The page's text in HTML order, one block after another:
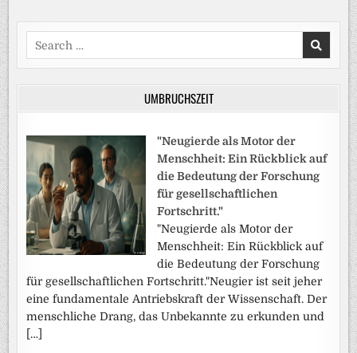
Search
for:
UMBRUCHSZEIT
"Neugierde als Motor der
Menschheit: Ein Rückblick auf
die Bedeutung der Forschung
für gesellschaftlichen
Fortschritt."
"Neugierde als Motor der
Menschheit: Ein Rückblick auf
die Bedeutung der Forschung
für gesellschaftlichen Fortschritt."Neugier ist seit jeher
eine fundamentale Antriebskraft der Wissenschaft. Der
menschliche Drang, das Unbekannte zu erkunden und
[…]